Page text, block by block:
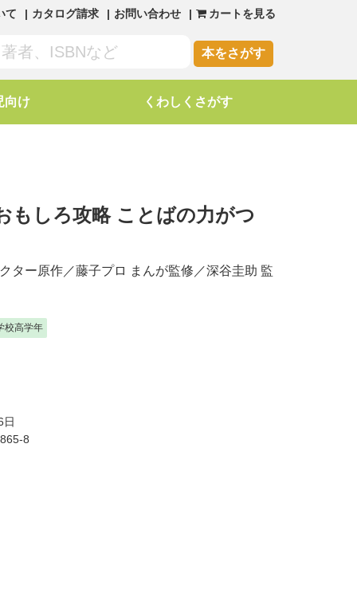
て カタログ請求 お問い合わせ カートを見る
本をさがす
向け くわしくさがす
もしろ攻略 ことばの力がつ
ター原作／藤子プロ まんが監修／深谷圭助 監
校高学年
日
8